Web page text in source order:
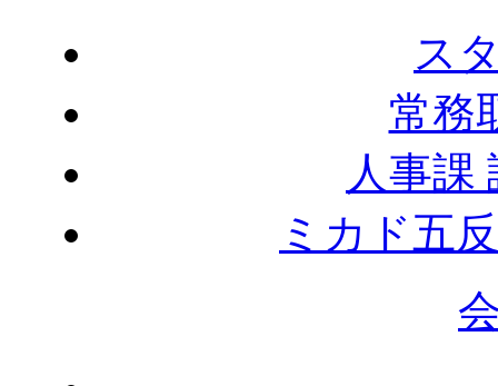
ス
常務
人事課
ミカド五